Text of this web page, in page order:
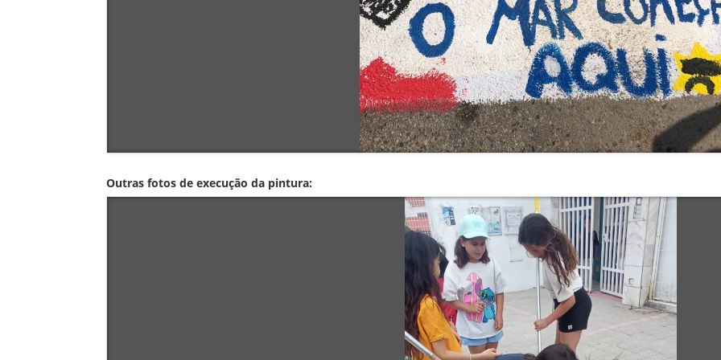
Outras fotos de execução da pintura: